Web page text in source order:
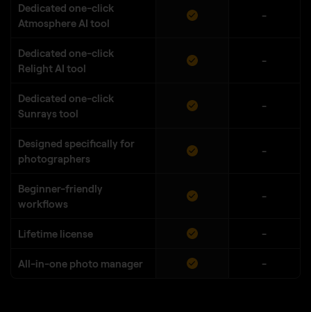
Dedicated one-click
Atmosphere AI tool
-
Dedicated one-click
Relight AI tool
-
Dedicated one-click
Sunrays tool
-
Designed specifically for
photographers
-
Beginner-friendly
workflows
-
Lifetime license -
All-in-one photo manager -